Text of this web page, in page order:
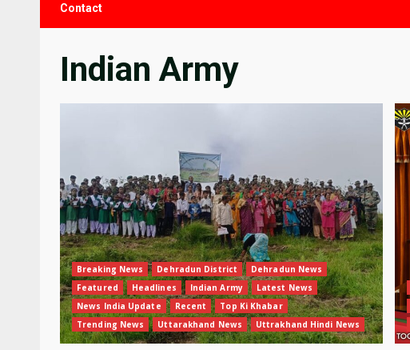
Contact
Indian Army
Breaking News Dehradun District
Dehradun News
Featured
Headlines Indian Army
Latest News
News India Update
Recent
Top Ki Khabar
Trending News
Uttarakhand News Uttrakhand Hindi News